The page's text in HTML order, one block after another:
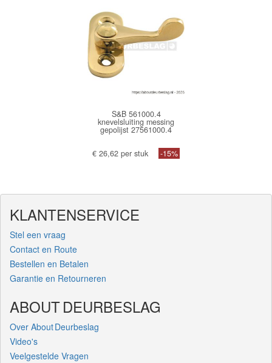
S&B 561000.4
knevelsluiting messing
gepolijst 27561000.4
€ 26,62 per stuk -15%
KLANTENSERVICE
Stel een vraag
Contact en Route
Bestellen en Betalen
Garantie en Retourneren
ABOUT DEURBESLAG
Over About Deurbeslag
Video's
Veelgestelde Vragen